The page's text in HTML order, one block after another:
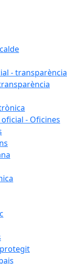
- transparència
- Oficines